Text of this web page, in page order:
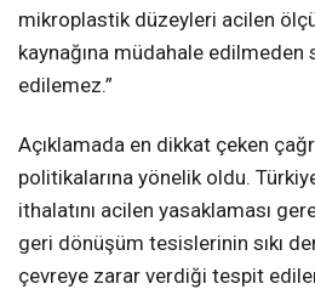
mikroplastik düzeyleri acilen
kaynağına müdahale
edilemez.”
Açıklamada en dikkat çeken
politikalarına yönelik oldu.
ithalatını acilen yasaklaması
geri dönüşüm tesislerinin sıkı
çevreye zarar verdiği tespit